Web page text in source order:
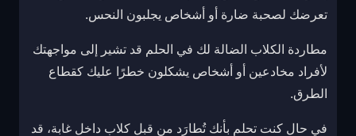
تعرضك لصحبة ضارة أو أشخاص يجلبون النحس.
مطاردة الكلاب الضالة لك في الحلم قد تشير إلى مواجهتك
لأفراد مخادعين أو أشخاص يشكلون خطرًا عليك كقطاع
الطرق.
في حال كنت تحلم بأنك تُطارَد من قبل كلاب داخل غابة، قد